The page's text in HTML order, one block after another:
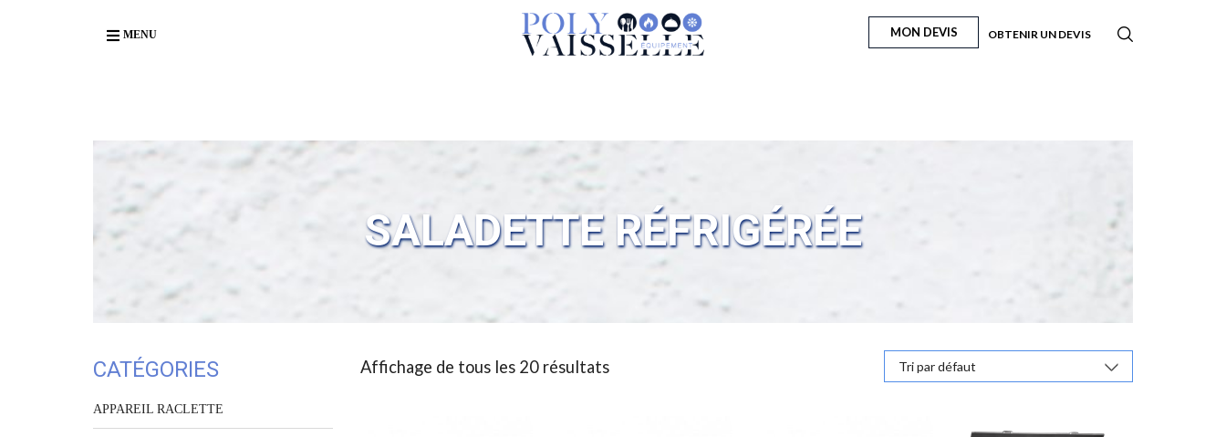
MENU MON DEVIS OBTENIR UN DEVIS
SALADETTE RÉFRIGÉRÉE
CATÉGORIES
APPAREIL RACLETTE
Affichage de tous les 20 résultats